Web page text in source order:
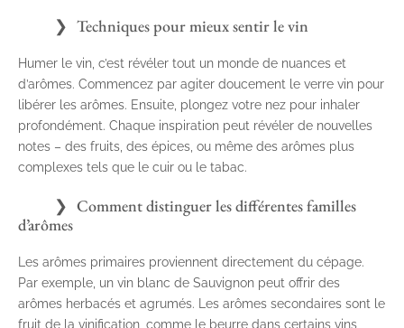
Techniques pour mieux sentir le vin
Humer le vin, c’est révéler tout un monde de nuances et
d’arômes. Commencez par agiter doucement le verre vin pour
libérer les arômes. Ensuite, plongez votre nez pour inhaler
profondément. Chaque inspiration peut révéler de nouvelles
notes – des fruits, des épices, ou même des arômes plus
complexes tels que le cuir ou le tabac.
Comment distinguer les différentes familles
d’arômes
Les arômes primaires proviennent directement du cépage.
Par exemple, un vin blanc de Sauvignon peut offrir des
arômes herbacés et agrumés. Les arômes secondaires sont le
fruit de la vinification, comme le beurre dans certains vins